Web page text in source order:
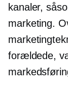
kanaler,
marketing.
forældede,